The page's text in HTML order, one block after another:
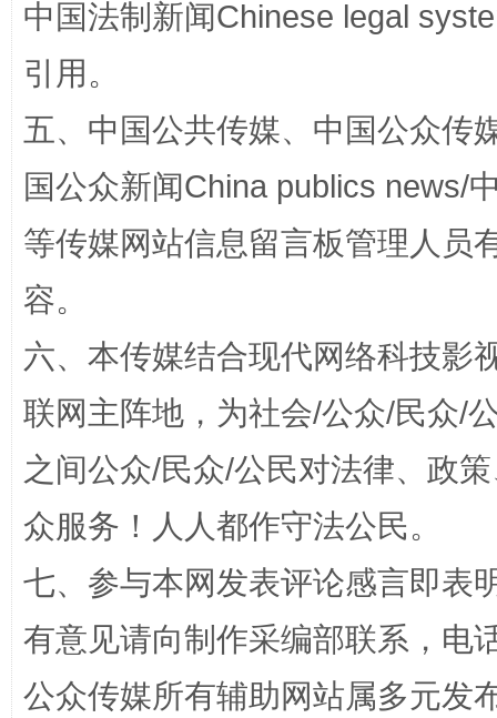
“蜀中异人”王建安的艺术幻境
中国法制新闻Chinese legal
引用。
五、中国公共传媒、中国公众传
国公众新闻China publics news/
等传媒网站信息留言板管理人员
容。
六、本传媒结合现代网络科技影
联网主阵地，为社会/公众/民众/
之间公众/民众/公民对法律、政
众服务！人人都作守法公民。
七、参与本网发表评论感言即表
有意见请向制作采编部联系，电
公众传媒所有辅助网站属多元发